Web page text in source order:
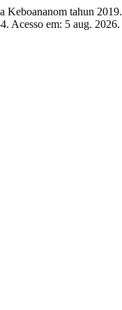
tahun 2019.
Acesso em: 5 aug. 2026.